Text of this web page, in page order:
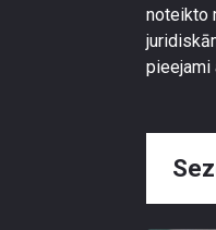
noteikto
pieejami